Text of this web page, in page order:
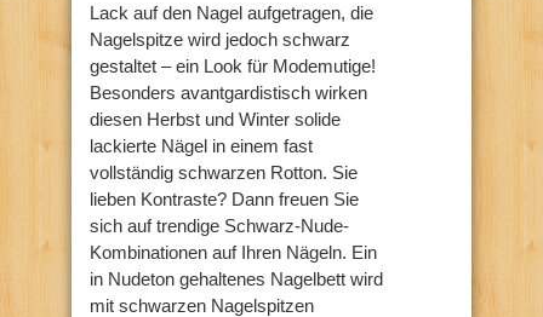
Lack auf den Nagel aufgetragen, die
Nagelspitze wird jedoch schwarz
gestaltet – ein Look für Modemutige!
Besonders avantgardistisch wirken
diesen Herbst und Winter solide
lackierte Nägel in einem fast
vollständig schwarzen Rotton. Sie
lieben Kontraste? Dann freuen Sie
sich auf trendige Schwarz-Nude-
Kombinationen auf Ihren Nägeln. Ein
in Nudeton gehaltenes Nagelbett wird
mit schwarzen Nagelspitzen